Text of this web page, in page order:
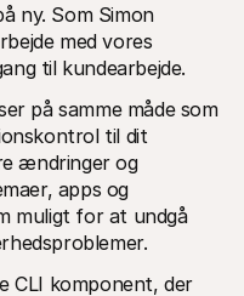
ny. Som Simon
med vores
til kundearbejde.
på samme måde som
til dit
ændringer og
apps og
muligt for at undgå
CLI komponent, der